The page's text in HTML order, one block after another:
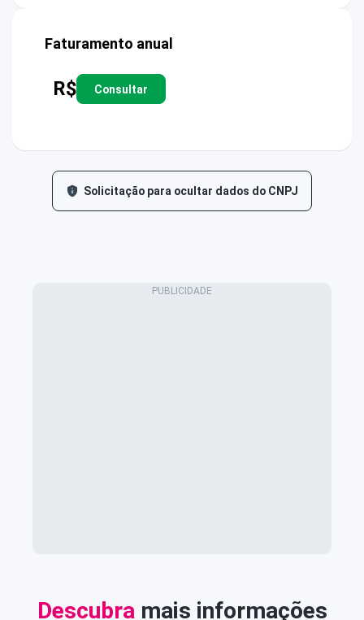
Faturamento anual
R$ Consultar
Solicitação para ocultar dados do CNPJ
Descubramais informações